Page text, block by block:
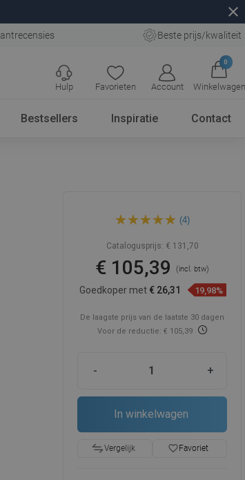
close
Beste prijs/kwaliteit
Favorieten Account
0
Winkelwagen
Hulp
Bestsellers Inspiratie Contact
muurafvoer 2-in-1 100 cm,
(4)
Catalogusprijs: € 131,70
€ 105,39(incl. btw)
Goedkoper met € 26,31 19,98%
De laagste prijs van de laatste 30 dagen
Voor de reductie: € 105,39
- +
In winkelwagen
Vergelijk favorite_borderFavoriet